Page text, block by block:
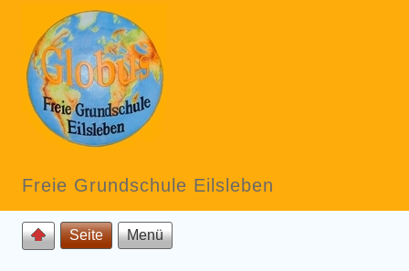
Freie Grundschule Eilsleben
Seite Menü